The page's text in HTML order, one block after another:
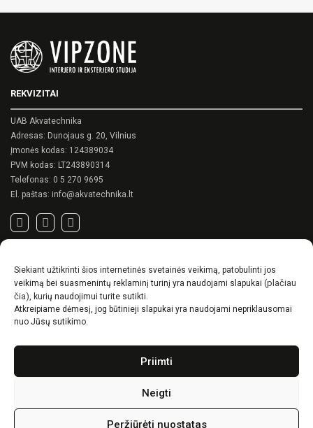
Siekiant užtikrinti šios internetinės svetainės veikimą, patobulinti jos
veikimą bei suasmenintų reklaminį turinį yra naudojami slapukai (plačiau
čia), kurių naudojimui turite sutikti.
Atkreipiame dėmesį, jog būtinieji slapukai yra naudojami nepriklausomai
nuo Jūsų sutikimo.
Priimti
Neigti
Peržiūrėti nuostatas
REKVIZITAI
UAB Akvatechnika
Adresas: Dunojaus g. 20, Vilnius
Įmonės kodas: 124389034
PVM kodas: LT243890314
Telefonas: 0 5 270 9695
El. paštas: info@akvatechnika.lt
Privatumo politika
Pirkimo sąlygos
Prekių pristatymo / grąžinimo sąlygos
RENSON© -unikalūs eksterjero sprendimai.
Gyvenimas lauke
Idėjos, kaip suskurti ypatingą kiemo charakterį